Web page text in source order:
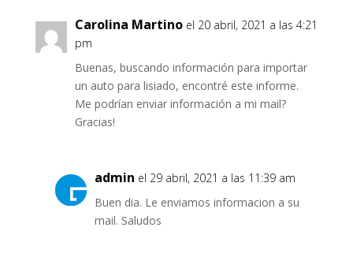
Carolina Martino el 20 abril, 2021 a las 4:21
pm
Buenas, buscando información para importar
un auto para lisiado, encontré este informe.
Me podrían enviar información a mi mail?
Gracias!
admin el 29 abril, 2021 a las 11:39 am
Buen dia. Le enviamos informacion a su
mail. Saludos